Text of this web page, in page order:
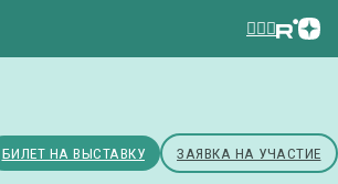
БИЛЕТ НА ВЫСТАВКУ ЗАЯВКА НА УЧАСТИЕ